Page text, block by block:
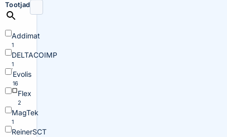
Tootjad
Addimat
1
DELTACOIMP
1
Evolis
16
Flex
2
MagTek
1
ReinerSCT